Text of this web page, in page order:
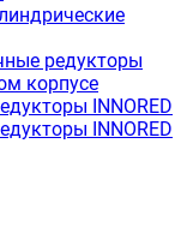
редукторы
корпусе
INNORED
INNORED